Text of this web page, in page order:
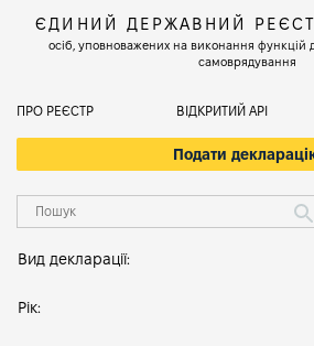
ЄДИНИЙ ДЕРЖАВНИЙ
осіб, уповноважених на виконання функцій
самоврядування
ПРО РЕЄСТР ВІДКРИТИЙ АРІ
Подати
Вид декларації:
Рік: